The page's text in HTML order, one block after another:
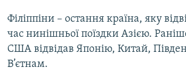
Філіппіни – остання країна, яку
час нинішньої поїздки Азією.
США відвідав Японію, Китай,
В’єтнам.